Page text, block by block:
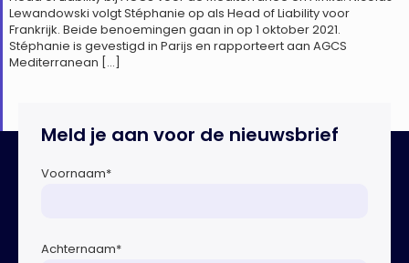
Lewandowski volgt Stéphanie op als Head of Liability voor
Frankrijk. Beide benoemingen gaan in op 1 oktober 2021.
Stéphanie is gevestigd in Parijs en rapporteert aan AGCS
Mediterranean […]
Meld je aan voor de nieuwsbrief
Voornaam*
Achternaam*